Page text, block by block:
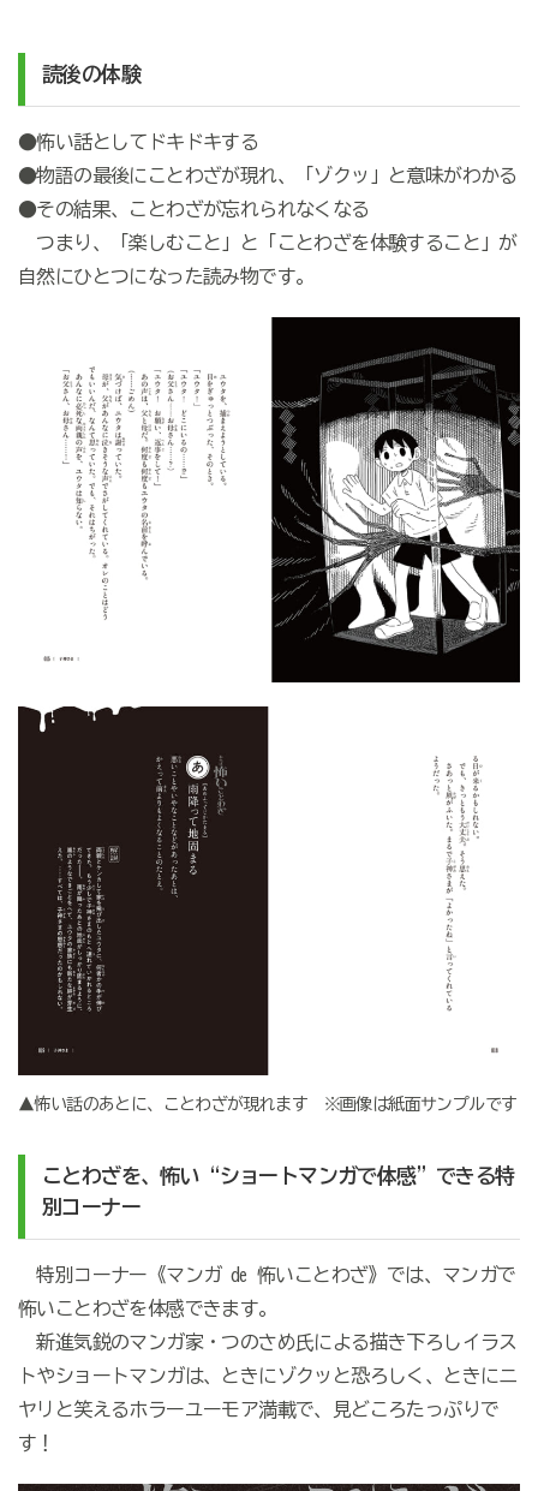
読後の体験
●怖い話としてドキドキする
●物語の最後にことわざが現れ、「ゾクッ」と意味がわかる
●その結果、ことわざが忘れられなくなる
つまり、「楽しむこと」と「ことわざを体験すること」が
自然にひとつになった読み物です。
▲怖い話のあとに、ことわざが現れます ※画像は紙面サンプルです
ことわざを、怖い“ショートマンガで体感”できる特
別コーナー
特別コーナー《マンガ de 怖いことわざ》では、マンガで
怖いことわざを体感できます。
新進気鋭のマンガ家・つのさめ氏による描き下ろしイラス
トやショートマンガは、ときにゾクッと恐ろしく、ときにニ
ヤリと笑えるホラーユーモア満載で、見どころたっぷりで
す！